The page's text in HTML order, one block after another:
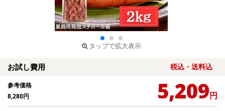
タップで拡大表示
お試し費用 税込・送料込
参考価格
8,280円 5,209円